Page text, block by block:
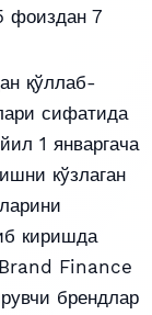
фоиздан 7
қўллаб-
сифатида
1 январгача
кўзлаган
киришда
Finance
брендлар